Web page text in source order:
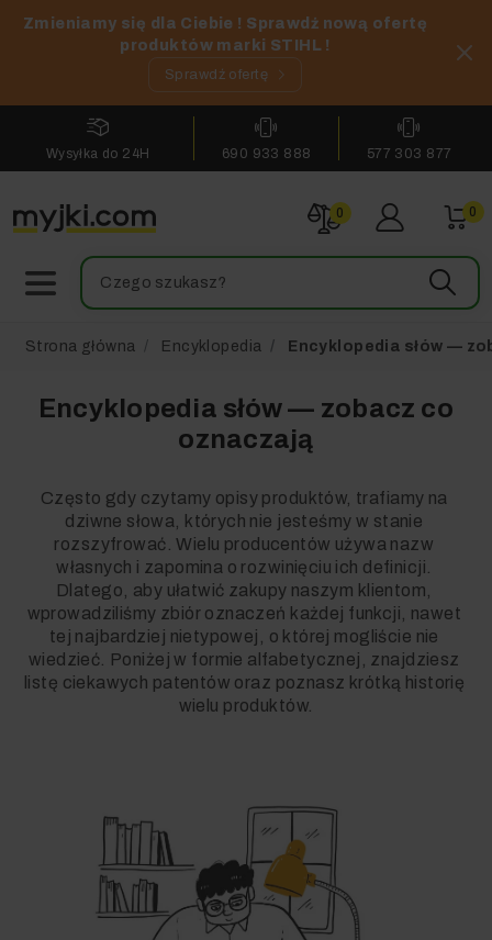
Zmieniamy się dla Ciebie ! Sprawdź nową ofertę
produktów marki STIHL !
Sprawdź ofertę
Wysyłka do 24H 690 933 888 577 303 877
0 0
Strona główna Encyklopedia Encyklopedia słów —
Encyklopedia słów — zobacz co
oznaczają
Często gdy czytamy opisy produktów, trafiamy na
dziwne słowa, których nie jesteśmy w stanie
rozszyfrować. Wielu producentów używa nazw
własnych i zapomina o rozwinięciu ich definicji.
Dlatego, aby ułatwić zakupy naszym klientom,
wprowadziliśmy zbiór oznaczeń każdej funkcji, nawet
tej najbardziej nietypowej, o której mogliście nie
wiedzieć. Poniżej w formie alfabetycznej, znajdziesz
listę ciekawych patentów oraz poznasz krótką historię
wielu produktów.